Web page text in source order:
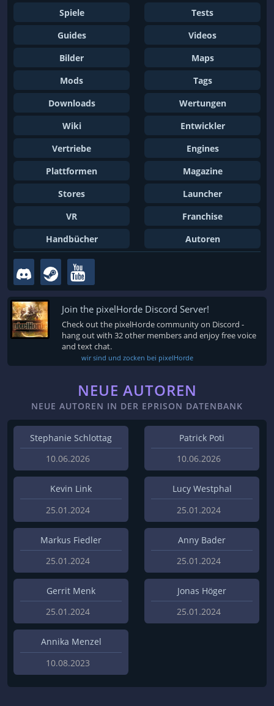
Spiele
Tests
Guides
Videos
Bilder
Maps
Mods
Tags
Downloads
Wertungen
Wiki
Entwickler
Vertriebe
Engines
Plattformen
Magazine
Stores
Launcher
VR
Franchise
Handbücher
Autoren
Join the pixelHorde Discord Server!
Check out the pixelHorde community on Discord -
hang out with 32 other members and enjoy free voice
and text chat.
wir sind und zocken bei pixelHorde
NEUE AUTOREN
NEUE AUTOREN IN DER EPRISON DATENBANK
Stephanie Schlottag
10.06.2026
Patrick Poti
10.06.2026
Kevin Link
25.01.2024
Lucy Westphal
25.01.2024
Markus Fiedler
25.01.2024
Anny Bader
25.01.2024
Gerrit Menk
25.01.2024
Jonas Höger
25.01.2024
Annika Menzel
10.08.2023